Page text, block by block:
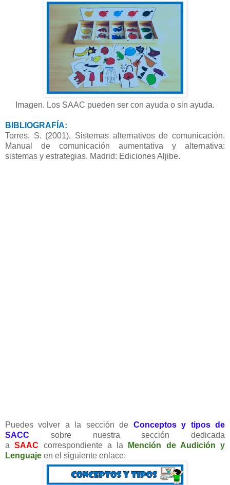
Imagen. Los SAAC pueden ser con ayuda o sin ayuda.
BIBLIOGRAFÍA:
Torres, S. (2001). Sistemas alternativos de comunicación.
Manual de comunicación aumentativa y alternativa:
sistemas y estrategias. Madrid: Ediciones Aljibe.
Puedes volver a la sección de Conceptos y tipos de
SACC sobre nuestra sección dedicada
aSAAC correspondiente a la
Mención de Audición y
Lenguaje en el siguiente enlace: